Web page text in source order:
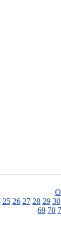
25 26 27 28 29 30
69 70